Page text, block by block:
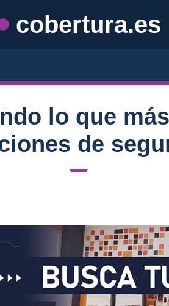
cobertura.es
lo que
de